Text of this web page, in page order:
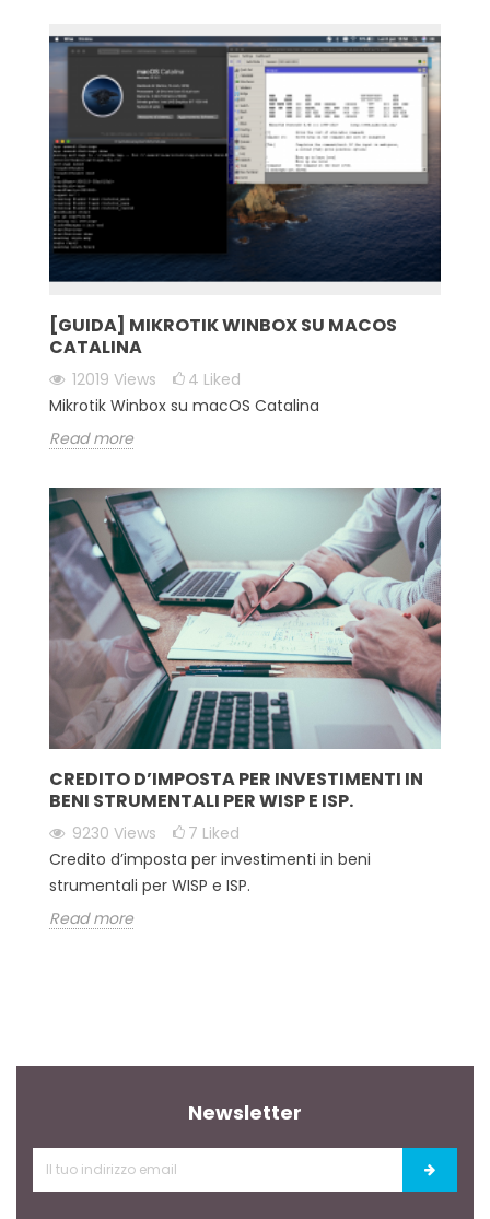
[GUIDA] MIKROTIK WINBOX SU MACOS
CATALINA
12019 Views 4 Liked
Mikrotik Winbox su macOS Catalina
Read more
CREDITO D’IMPOSTA PER INVESTIMENTI IN
BENI STRUMENTALI PER WISP E ISP.
9230 Views 7 Liked
Credito d’imposta per investimenti in beni
strumentali per WISP e ISP.
Read more
Newsletter